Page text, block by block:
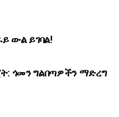
ውል ይገባል!
ጎመን ግልበጣዎችን ማድረግ